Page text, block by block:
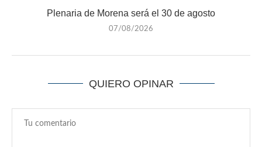
Plenaria de Morena será el 30 de agosto
07/08/2026
QUIERO OPINAR